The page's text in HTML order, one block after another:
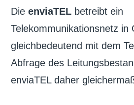
DieenviaTEL betreibt ein
Telekommunikationsnetz in
gleichbedeutend mit dem
Abfrage des
enviaTEL daher